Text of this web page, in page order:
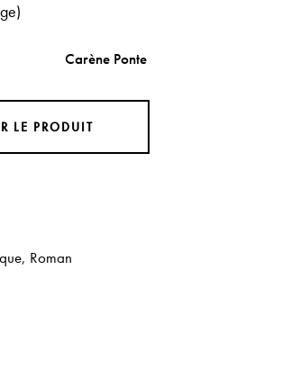
Carène Ponte
LE PRODUIT
, Roman